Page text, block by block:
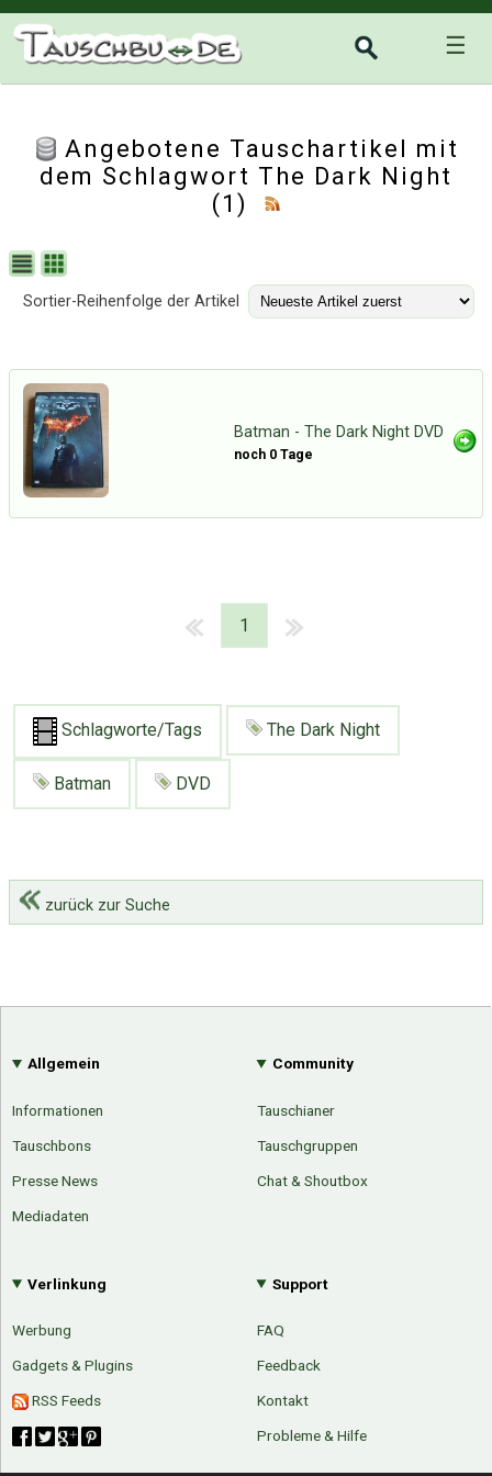
☰
Angebotene Tauschartikel mit
dem Schlagwort The Dark Night
(1)
Sortier-Reihenfolge der Artikel
Batman - The Dark Night DVD
noch 0 Tage
1
Schlagworte/Tags The Dark Night
Batman DVD
zurück zur Suche
Allgemein
Informationen
Tauschbons
Presse News
Mediadaten
Community
Tauschianer
Tauschgruppen
Chat & Shoutbox
Verlinkung
Werbung
Gadgets & Plugins
RSS Feeds
Support
FAQ
Feedback
Kontakt
Probleme & Hilfe